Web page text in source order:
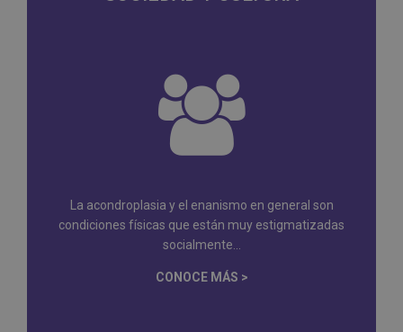
La acondroplasia y el enanismo en general son
condiciones físicas que están muy estigmatizadas
socialmente...
CONOCE MÁS >